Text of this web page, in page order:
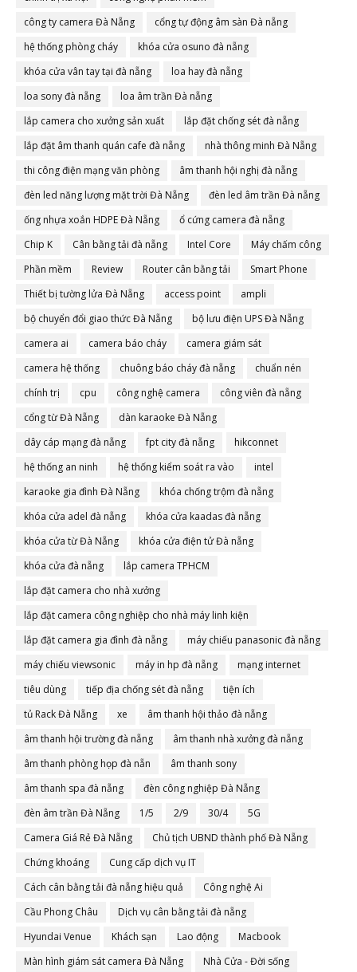
công ty camera Đà Nẵng
cổng tự động âm sàn Đà nẵng
hệ thống phòng cháy
khóa cửa osuno đà nẵng
khóa cửa vân tay tại đà nẵng
loa hay đà nẵng
loa sony đà nẵng
loa âm trần Đà nẵng
lắp camera cho xưởng sản xuất
lắp đặt chống sét đà nẵng
lắp đặt âm thanh quán cafe đà nẵng
nhà thông minh Đà Nẵng
thi công điện mạng văn phòng
âm thanh hội nghị đà nẵng
đèn led năng lượng mặt trời Đà Nẵng
đèn led âm trần Đà nẵng
ống nhựa xoắn HDPE Đà Nẵng
ổ cứng camera đà nẵng
Chip K
Cân bằng tải đà nẵng Intel Core
Máy chấm công
Phần mềm
Review Router cân bằng tải
Smart Phone
Thiết bị tường lửa Đà Nẵng
access point
ampli
bộ chuyển đổi giao thức Đà Nẵng
bộ lưu điện UPS Đà Nẵng
camera ai
camera báo cháy
camera giám sát
camera hệ thống
chuông báo cháy đà nẵng
chuẩn nén
chính trị
cpu công nghệ camera
công viên đà nẵng
cổng từ Đà Nẵng
dàn karaoke Đà Nẵng
dây cáp mạng đà nẵng
fpt city đà nẵng
hikconnet
hệ thống an ninh
hệ thống kiểm soát ra vào
intel
karaoke gia đình Đà Nẵng
khóa chống trộm đà nẵng
khóa cửa adel đà nẵng
khóa cửa kaadas đà nẵng
khóa cửa từ Đà Nẵng
khóa cửa điện tử Đà nẵng
khóa cửa đà nẵng
lắp camera TPHCM
lắp đặt camera cho nhà xưởng
lắp đặt camera công nghiệp cho nhà máy linh kiện
lắp đặt camera gia đình đà nẵng
máy chiếu panasonic đà nẵng
máy chiếu viewsonic
máy in hp đà nẵng
mạng internet
tiêu dùng
tiếp địa chống sét đà nẵng
tiện ích
tủ Rack Đà Nẵng
xe
âm thanh hội thảo đà nẵng
âm thanh hội trường đà nẵng
âm thanh nhà xưởng đà nẵng
âm thanh phòng họp đà nẵn
âm thanh sony
âm thanh spa đà nẵng
đèn công nghiệp Đà Nẵng
đèn âm trần Đà Nẵng
1/5 2/9 30/4
5G
Camera Giá Rẻ Đà Nẵng
Chủ tịch UBND thành phố Đà Nẵng
Chứng khoáng
Cung cấp dịch vụ IT
Cách cân bằng tải đà nẵng hiệu quả
Công nghệ Ai
Cầu Phong Châu
Dịch vụ cân bằng tải đà nẵng
Hyundai Venue
Khách sạn Lao động
Macbook
Màn hình giám sát camera Đà Nẵng
Nhà Cửa - Đời sống